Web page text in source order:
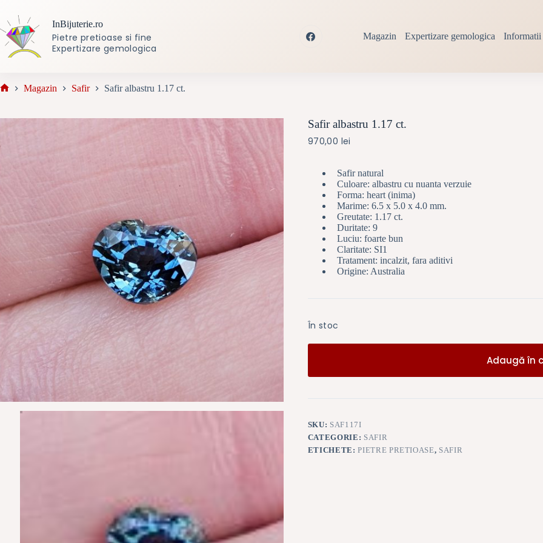
conținut
InBijuterie.ro
Pietre pretioase si fine
Expertizare gemologica
Magazin Expertizare gemologica Informatii
Magazin Safir Safir albastru 1.17 ct.
Safir albastru 1.17 ct.
970,00 lei
Safir natural
Culoare: albastru cu nuanta verzuie
Forma: heart (inima)
Marime: 6.5 x 5.0 x 4.0 mm.
Greutate: 1.17 ct.
Duritate: 9
Luciu: foarte bun
Claritate: SI1
Tratament: incalzit, fara aditivi
Origine: Australia
În stoc
Adaugă în
SKU: SAF117I
CATEGORIE: SAFIR
ETICHETE:PIETRE PRETIOASE, SAFIR